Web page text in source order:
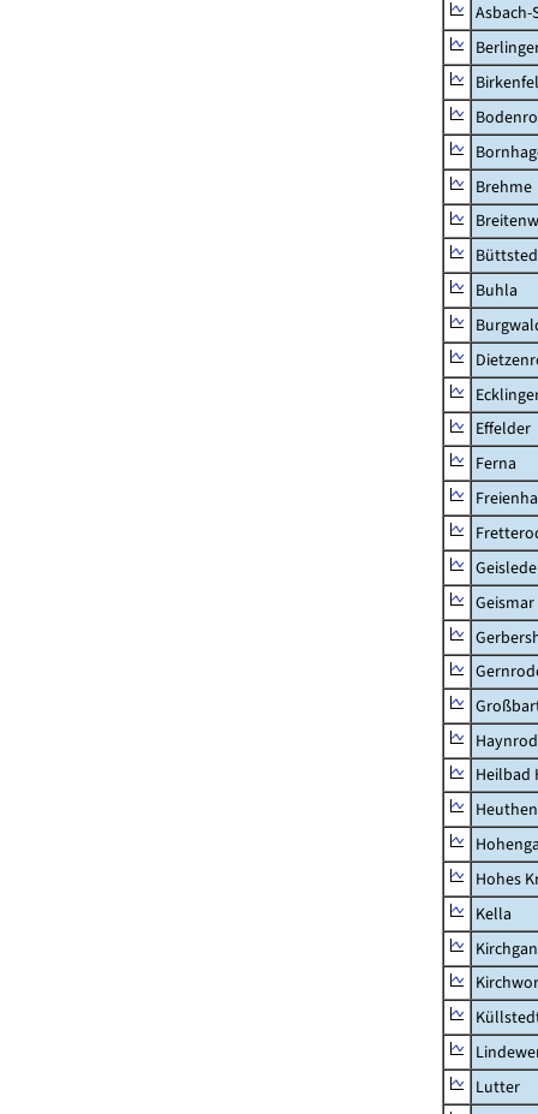
Asbach-
Brehme
Buhla
Effelder
Ferna
Geismar
Heilbad
Heuthen
Hohes
Kella
Lutter